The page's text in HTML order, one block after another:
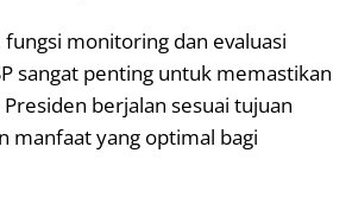
monitoring dan evaluasi
sangat penting untuk memastikan
berjalan sesuai tujuan
manfaat yang optimal bagi